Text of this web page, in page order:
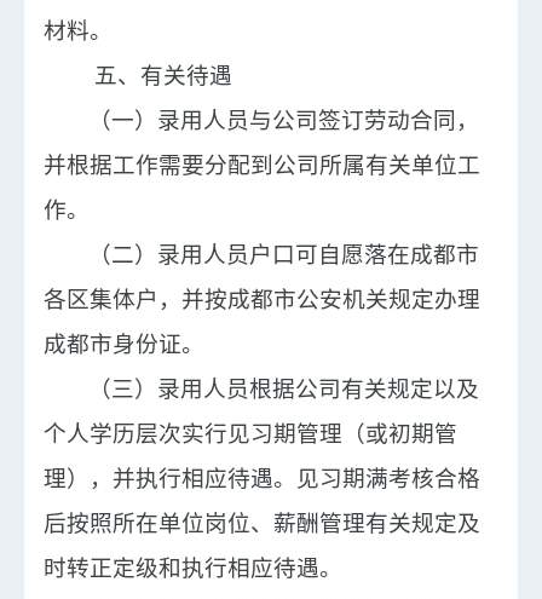
材料。
五、 有关待遇
（一）录用人员与公司签订劳动合同，
并根据工作需要分配到公司所属有关单位工
作。
（二）录用人员户口可自愿落在成都市
各区集体户，并按成都市公安机关规定办理
成都市身份证。
（三）录用人员根据公司有关规定以及
个人学历层次实行见习期管理（或初期管
理），并执行相应待遇。见习期满考核合格
后按照所在单位岗位、薪酬管理有关规定及
时转正定级和执行相应待遇。